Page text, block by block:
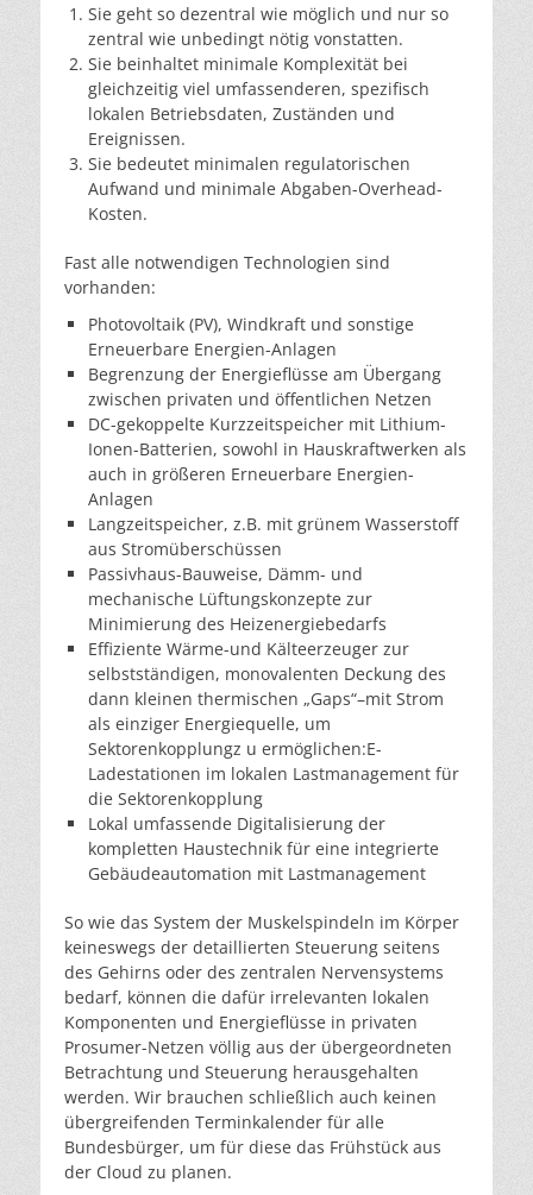
Sie geht so dezentral wie möglich und nur so
zentral wie unbedingt nötig vonstatten.
Sie beinhaltet minimale Komplexität bei
gleichzeitig viel umfassenderen, spezifisch
lokalen Betriebsdaten, Zuständen und
Ereignissen.
Sie bedeutet minimalen regulatorischen
Aufwand und minimale Abgaben-Overhead-
Kosten.
Fast alle notwendigen Technologien sind
vorhanden:
Photovoltaik (PV), Windkraft und sonstige
Erneuerbare Energien-Anlagen
Begrenzung der Energieflüsse am Übergang
zwischen privaten und öffentlichen Netzen
DC-gekoppelte Kurzzeitspeicher mit Lithium-
Ionen-Batterien, sowohl in Hauskraftwerken als
auch in größeren Erneuerbare Energien-
Anlagen
Langzeitspeicher, z.B. mit grünem Wasserstoff
aus Stromüberschüssen
Passivhaus-Bauweise, Dämm- und
mechanische Lüftungskonzepte zur
Minimierung des Heizenergiebedarfs
Effiziente Wärme-und Kälteerzeuger zur
selbstständigen, monovalenten Deckung des
dann kleinen thermischen „Gaps“–mit Strom
als einziger Energiequelle, um
Sektorenkopplungz u ermöglichen:E-
Ladestationen im lokalen Lastmanagement für
die Sektorenkopplung
Lokal umfassende Digitalisierung der
kompletten Haustechnik für eine integrierte
Gebäudeautomation mit Lastmanagement
So wie das System der Muskelspindeln im Körper
keineswegs der detaillierten Steuerung seitens
des Gehirns oder des zentralen Nervensystems
bedarf, können die dafür irrelevanten lokalen
Komponenten und Energieflüsse in privaten
Prosumer-Netzen völlig aus der übergeordneten
Betrachtung und Steuerung herausgehalten
werden. Wir brauchen schließlich auch keinen
übergreifenden Terminkalender für alle
Bundesbürger, um für diese das Frühstück aus
der Cloud zu planen.